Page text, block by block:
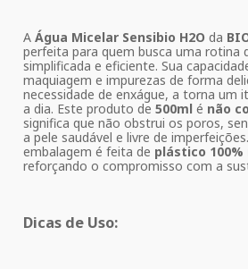
A Água Micelar Sensibio H2O da
perfeita para quem busca uma rotina
simplificada e eficiente. Sua
maquiagem e impurezas de forma
necessidade de enxágue, a torna um
a dia. Este produto de 500ml é não
significa que não obstrui os poros,
a pele saudável e livre de
embalagem é feita de plástico
reforçando o compromisso com a
Dicas de Uso: